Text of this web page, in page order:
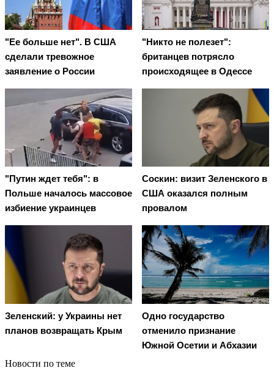
"Ее больше нет". В США
сделали тревожное
заявление о России
"Никто не полезет":
британцев потрясло
происходящее в Одессе
"Путин ждет тебя": в
Польше началось массовое
избиение украинцев
Соскин: визит Зеленского в
США оказался полным
провалом
Зеленский: у Украины нет
планов возвращать Крым
Одно государство
отменило признание
Южной Осетии и Абхазии
Новости по теме